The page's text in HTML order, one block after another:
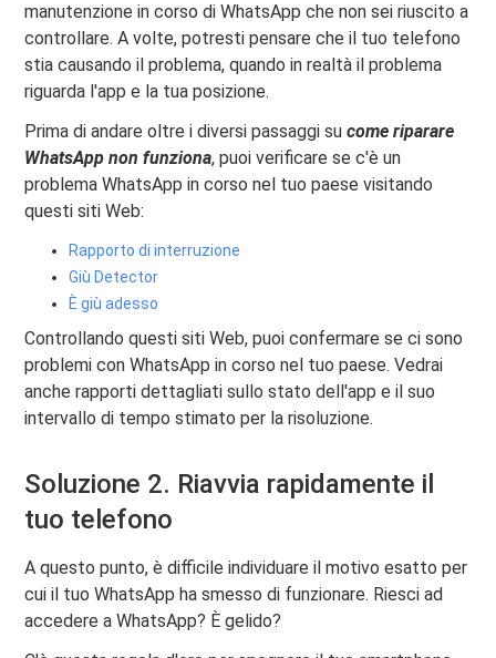
manutenzione in corso di WhatsApp che non sei riuscito a
controllare. A volte, potresti pensare che il tuo telefono
stia causando il problema, quando in realtà il problema
riguarda l'app e la tua posizione.
Prima di andare oltre i diversi passaggi sucome riparare
WhatsApp non funziona, puoi verificare se c'è un
problema WhatsApp in corso nel tuo paese visitando
questi siti Web:
Rapporto di interruzione
Giù Detector
È giù adesso
Controllando questi siti Web, puoi confermare se ci sono
problemi con WhatsApp in corso nel tuo paese. Vedrai
anche rapporti dettagliati sullo stato dell'app e il suo
intervallo di tempo stimato per la risoluzione.
Soluzione 2. Riavvia rapidamente il
tuo telefono
A questo punto, è difficile individuare il motivo esatto per
cui il tuo WhatsApp ha smesso di funzionare. Riesci ad
accedere a WhatsApp? È gelido?